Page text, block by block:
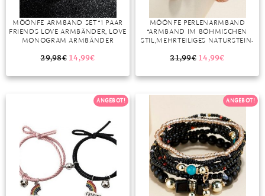
DIOPSID
KARNEOL
KUNZIT
KYANIT
UNGLAUBLICH
WINTER
DINNER
TREND DES MONATS
MÖÖNFE ARMBAND SET “1 PAAR
FRIENDS LOVE ARMBÄNDER, LOVE
MONOGRAM ARMBÄNDER
29,98€ 14,99€
MÖÖNFE PERLENARMBAND
“ARMBAND IM BÖHMISCHEN
STIL,MEHRTEILIGES NATURSTEIN-
21,99€ 14,99€
ANGEBOT! ANGEBOT!